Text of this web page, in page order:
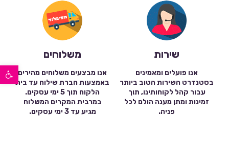
פתח סרגל נגישות
שירות
אנו פועלים ומאמינים
בסטנדרט השירות הטוב ביותר
עבור קהל לקוחותינו, תוך
זמינות ומתן מענה הולם לכל
פניה.
משלוחים
אנו מבצעים משלוחים מהירים
באמצעות חברת שילוח עד בית
הלקוח תוך 5 ימי עסקים.
במרבית המקרים המשלוח
מגיע עד 3 ימי עסקים.